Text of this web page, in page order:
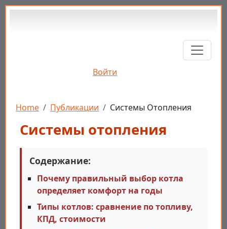
Перейти к основному содержанию
Войти
Строка навигации
Home Публикации Cистемы Отопления
Cистемы отопления
Содержание:
Почему правильный выбор котла
определяет комфорт на годы
Типы котлов: сравнение по топливу,
КПД, стоимости